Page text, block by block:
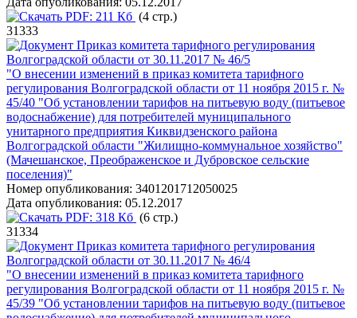
PDF: 211 Кб (4 стр.)
31333
Приказ комитета тарифного регулирования
Волгоградской области от 30.11.2017 № 46/5
"О внесении изменений в приказ комитета тарифного
регулирования Волгоградской области от 11 ноября 2015 г. №
45/40 "Об установлении тарифов на питьевую воду (питьевое
водоснабжение) для потребителей муниципального
унитарного предприятия Киквидзенского района
Волгоградской области "Жилищно-коммунальное хозяйство"
(Мачешанское, Преображенское и Дубровское сельские
поселения)"
Номер опубликования: 3401201712050025
Дата опубликования: 05.12.2017
PDF: 318 Кб (6 стр.)
31334
Приказ комитета тарифного регулирования
Волгоградской области от 30.11.2017 № 46/4
"О внесении изменений в приказ комитета тарифного
регулирования Волгоградской области от 11 ноября 2015 г. №
45/39 "Об установлении тарифов на питьевую воду (питьевое